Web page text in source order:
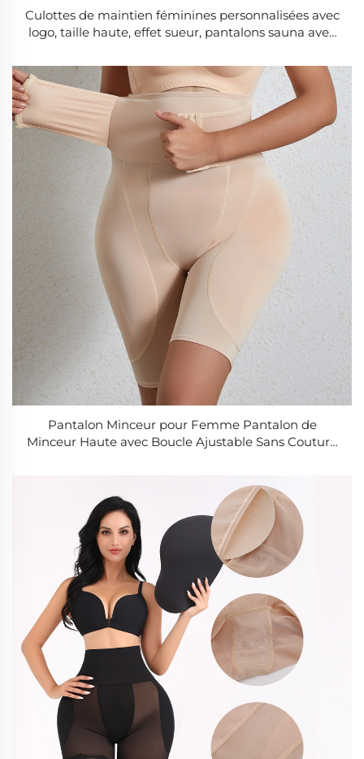
Culottes de maintien féminines personnalisées avec
logo, taille haute, effet sueur, pantalons sauna avec
yoga amincissantes
Pantalon Minceur pour Femme Pantalon de
Minceur Haute avec Boucle Ajustable Sans Couture